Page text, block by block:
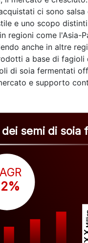
ci sono
e uno scopo
regioni come l'Asia-
anche in altre
a base di fagioli
di soia fermentati
e supporto
semi di soia